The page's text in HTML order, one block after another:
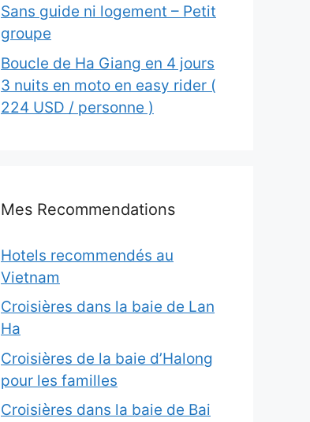
Sans guide ni logement – Petit
groupe
Boucle de Ha Giang en 4 jours
3 nuits en moto en easy rider (
224 USD / personne )
Mes Recommendations
Hotels recommendés au
Vietnam
Croisières dans la baie de Lan
Ha
Croisières de la baie d’Halong
pour les familles
Croisières dans la baie de Bai